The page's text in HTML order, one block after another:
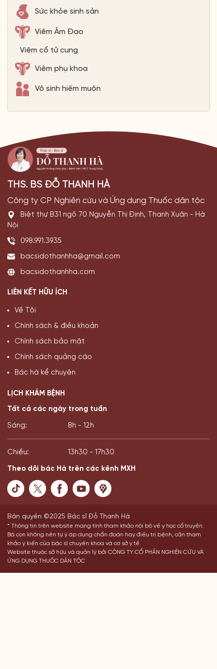
Sức khỏe sinh sản
Viêm Âm Đạo
Viêm cổ tử cung
Viêm phụ khoa
Vô sinh hiếm muộn
THS. BS ĐỖ THANH HÀ
Công ty CP Nghiên cứu và Ứng dụng Thuốc dân tộc
Biệt thự B31 ngõ 70 Nguyễn Thị Định, Thanh Xuân - Hà
Nội
098.991.3935
bacsidothanhha@gmail.com
bacsidothanhha.com
LIÊN KẾT HỮU ÍCH
Về Tôi
Chính sách & điều khoản
Chính sách bảo mật
Chính sách quảng cáo
Bác hà kể chuyện
LỊCH KHÁM BỆNH
Tất cả các ngày trong tuần
Sáng: 8h - 12h
Chiều: 13h30 - 17h30
Theo dõi bác Hà trên các kênh MXH
Bản quyền ©2025 Bác sĩ Đỗ Thanh Hà
* Thông tin trên website mang tính tham khảo nội bộ về y học cổ truyền.
Bà con không nên tự ý áp dụng chẩn đoán hay điều trị bệnh, cần tham
khảo ý kiến của bác sĩ chuyên khoa và cơ sở y tế.
Website thuộc sở hữu và quản lý bởi CÔNG TY CỔ PHẦN NGHIÊN CỨU VÀ
ỨNG DỤNG THUỐC DÂN TỘC